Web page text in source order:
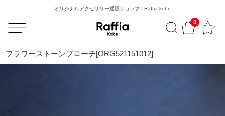
0
オリジナルアクセサリー通販ショップ | Raffia kobe
フラワーストーンブローチ[ORG521151012]